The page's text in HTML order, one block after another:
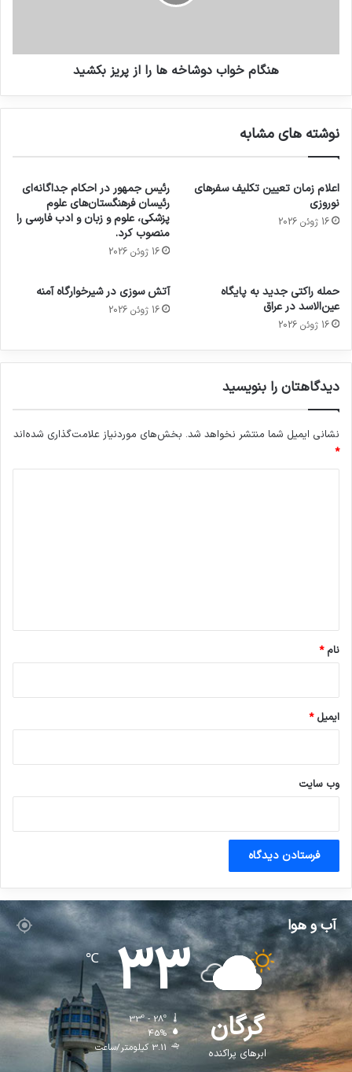
هنگام خواب دوشاخه ها را از پریز بکشید
نوشته های مشابه
اعلام زمان تعیین تکلیف سفرهای
نوروزی
16 ژوئن 2026
رئیس جمهور در احکام جداگانه‌ای
رئیسان فرهنگستان‌های علوم
پزشکی، علوم و زبان و ادب فارسی را
منصوب کرد.
16 ژوئن 2026
حمله راکتی جدید به پایگاه
عین‌الاسد در عراق
16 ژوئن 2026
آتش سوزی در شیرخوارگاه آمنه
16 ژوئن 2026
دیدگاهتان را بنویسید
نشانی ایمیل شما منتشر نخواهد شد. بخش‌های موردنیاز علامت‌گذاری شده‌اند
*
نام*
ایمیل*
وب‌ سایت
آب و هوا
گرگان
ابرهای پراکنده
33
℃
33º - 28º
45%
3.11 کیلومتر/ساعت